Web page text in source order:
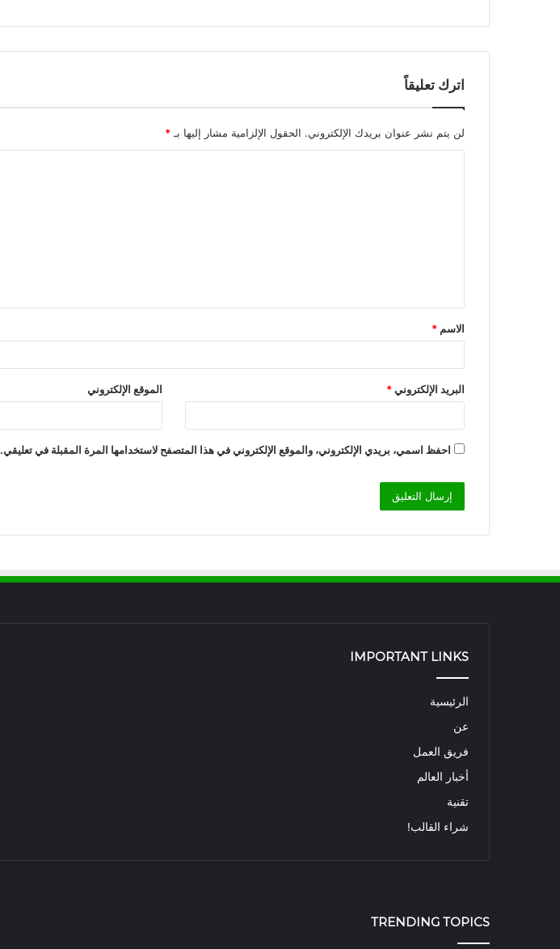
اترك تعليقاً
لن يتم نشر عنوان بريدك الإلكتروني. الحقول الإلزامية مشار إليها بـ *
ق
*
الاسم *
البريد الإلكتروني* الموقع الإلكتروني
احفظ اسمي، بريدي الإلكتروني، والموقع الإلكتروني في هذا المتصفح لاستخدامها المرة المقبلة في تعليقي.
IMPORTANT LINKS
الرئيسية
عن
فريق العمل
أخبار العالم
تقنية
شراء القالب!
TRENDING TOPICS